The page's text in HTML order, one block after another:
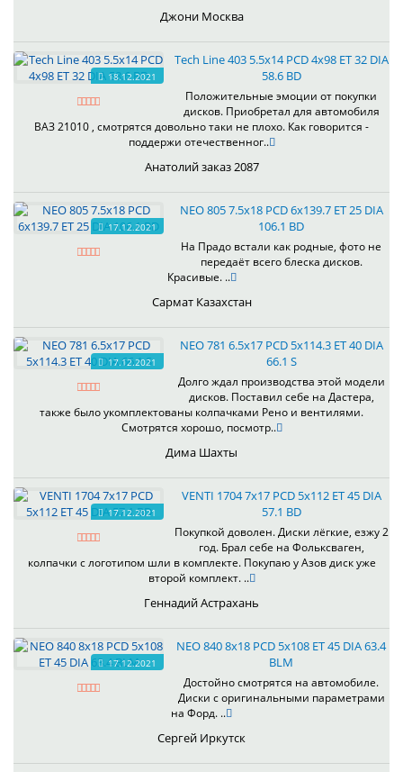
Джони Москва
18.12.2021
Tech Line 403 5.5x14 PCD 4x98 ET 32 DIA
58.6 BD
Положительные эмоции от покупки
дисков. Приобретал для автомобиля
ВАЗ 21010 , смотрятся довольно таки не плохо. Как говорится -
поддержи отечественног..
Анатолий заказ 2087
17.12.2021
NEO 805 7.5x18 PCD 6x139.7 ET 25 DIA
106.1 BD
На Прадо встали как родные, фото не
передаёт всего блеска дисков.
Красивые. ..
Сармат Казахстан
17.12.2021
NEO 781 6.5x17 PCD 5x114.3 ET 40 DIA
66.1 S
Долго ждал производства этой модели
дисков. Поставил себе на Дастера,
также было укомплектованы колпачками Рено и вентилями.
Смотрятся хорошо, посмотр..
Дима Шахты
17.12.2021
VENTI 1704 7x17 PCD 5x112 ET 45 DIA
57.1 BD
Покупкой доволен. Диски лёгкие, езжу 2
год. Брал себе на Фольксваген,
колпачки с логотипом шли в комплекте. Покупаю у Азов диск уже
второй комплект. ..
Геннадий Астрахань
17.12.2021
NEO 840 8x18 PCD 5x108 ET 45 DIA 63.4
BLM
Достойно смотрятся на автомобиле.
Диски с оригинальными параметрами
на Форд. ..
Сергей Иркутск